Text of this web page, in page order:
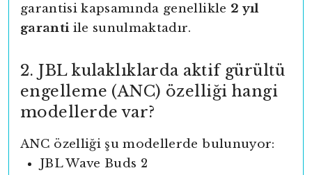
garantisi kapsamında genellikle 2 yıl
garantiile sunulmaktadır.
2. JBL kulaklıklarda aktif gürültü
engelleme (ANC) özelliği hangi
modellerde var?
ANC özelliği şu modellerde bulunuyor:
JBL Wave Buds 2